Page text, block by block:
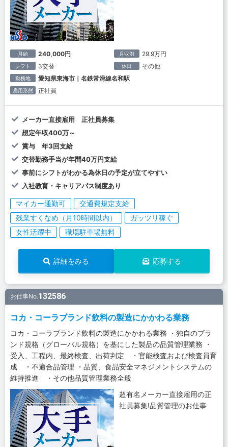
月給 240,000円 月収例 29.9万円
シフト 3交替 休日 その他
勤務地 愛知県東海市｜名鉄常滑線名和駅
雇用形態 正社員
メーカー直接雇用 正社員募集
想定年収400万～
賞与 年3回支給
交替勤務手当が年間40万円支給
事前にシフトがわかる為休日の予定が立てやすい
入社教育・キャリアパス制度あり
マイカー通勤可
交通費規定支給
残業すくなめ（月10時間以内）
ガッツリ稼ぐ
女性活躍中
職場駐車場無料
詳細をみる 応募する
お仕事No.132586
コカ・コーラブランド飲料の製造にかかわる業務
コカ・コーラブランド飲料の製造にかかわる業務 ・独自のブラ
ンド規格（グローバル規格）を基にした製品の品質管理業務 ・
受入、工程内、最終検査、出荷判定 ・官能検査および検査員育
成 ・不適合品管理 ・品質、食品安全マネジメントシステムの
維持推進 ・その他品質管理業務全般
超有名メーカー直接雇用の正
社員募集!品質管理のお仕事